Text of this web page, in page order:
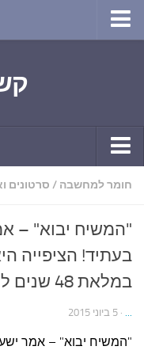
שירה
חגים ומועדים
ספורט בריאות וקורונה
חומר למחשבה
ארכיון מאמרים
קשר יומי
תחביבים
חומר למחשבה / סרטונים
"המשיח יבוא" –
בעתיד! הציפייה
במלאת 48 שנים למלחמת ששת הימים
... · 5 ביוני 2015
"המשיח יבוא" – אמר